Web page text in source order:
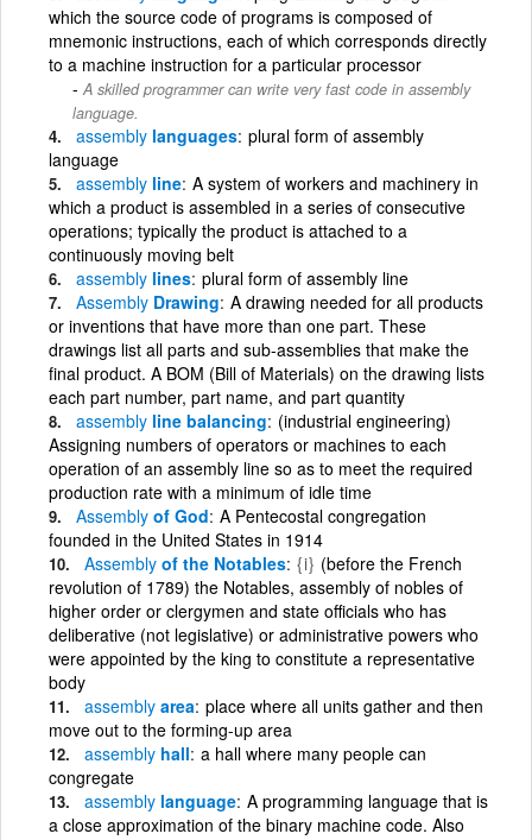
which the source code of programs is composed of
mnemonic instructions, each of which corresponds directly
to a machine instruction for a particular processor
A skilled programmer can write very fast code in assembly
language.
assembly languages plural form of assembly
language
assembly line A system of workers and machinery in
which a product is assembled in a series of consecutive
operations; typically the product is attached to a
continuously moving belt
assembly lines plural form of assembly line
Assembly Drawing A drawing needed for all products
or inventions that have more than one part. These
drawings list all parts and sub-assemblies that make the
final product. A BOM (Bill of Materials) on the drawing lists
each part number, part name, and part quantity
assembly line balancing (industrial engineering)
Assigning numbers of operators or machines to each
operation of an assembly line so as to meet the required
production rate with a minimum of idle time
Assembly of God A Pentecostal congregation
founded in the United States in 1914
Assembly of the Notables {i} (before the French
revolution of 1789) the Notables, assembly of nobles of
higher order or clergymen and state officials who has
deliberative (not legislative) or administrative powers who
were appointed by the king to constitute a representative
body
assembly area place where all units gather and then
move out to the forming-up area
assembly hall a hall where many people can
congregate
assembly language A programming language that is
a close approximation of the binary machine code. Also